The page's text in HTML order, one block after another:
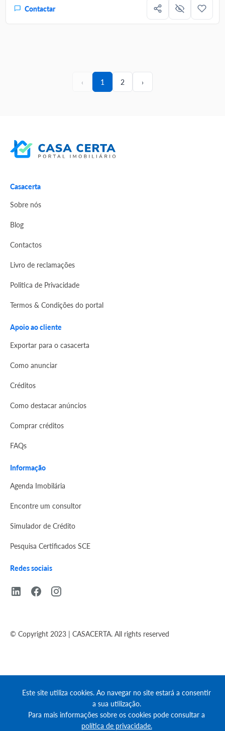
Contactar
‹ 1 2 ›
Casacerta
Sobre nós
Blog
Contactos
Livro de reclamações
Politica de Privacidade
Termos & Condições do portal
Apoio ao cliente
Exportar para o casacerta
Como anunciar
Créditos
Como destacar anúncios
Comprar créditos
FAQs
Informação
Agenda Imobilária
Encontre um consultor
Simulador de Crédito
Pesquisa Certificados SCE
Redes sociais
© Copyright 2023 | CASACERTA. All rights reserved
Este site utiliza cookies. Ao navegar no site estará a consentir
a sua utilização.
Para mais informações sobre os cookies pode consultar a
política de privacidade.